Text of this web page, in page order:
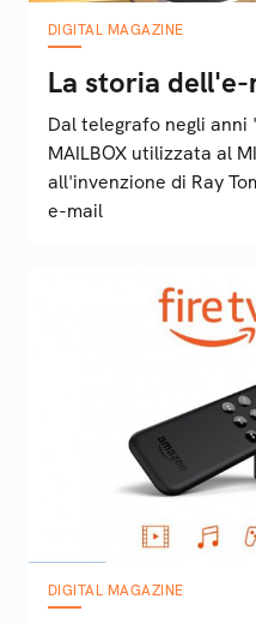
DIGITAL MAGAZINE
La storia
Dal telegrafo negli
MAILBOX utilizzata al
all'invenzione di Ray
e-mail
DIGITAL MAGAZINE